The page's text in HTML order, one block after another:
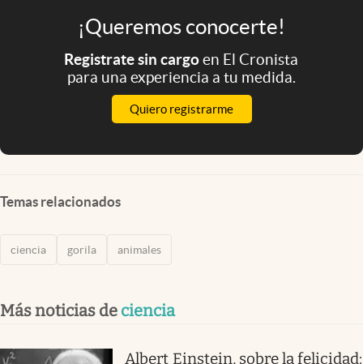
¡Queremos conocerte!
Registrate sin cargoen El Cronista
para una experiencia a tu medida.
Quiero registrarme
Temas relacionados
ciencia gorila animales
Más noticias de ciencia
Albert Einstein, sobre la felicidad: